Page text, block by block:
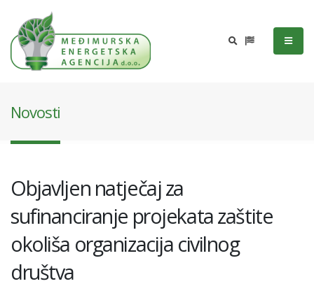
Novosti
Objavljen natječaj za
sufinanciranje projekata zaštite
okoliša organizacija civilnog
društva